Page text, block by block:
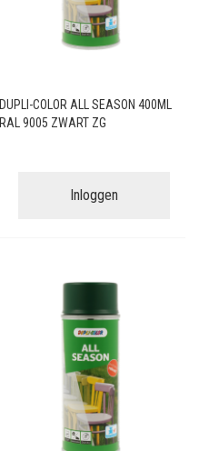
DUPLI-COLOR ALL SEASON 400ML
RAL 9005 ZWART ZG
Inloggen